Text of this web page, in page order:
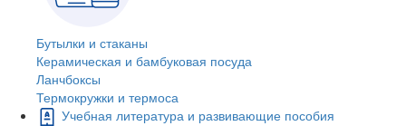
Бутылки и стаканы
Керамическая и бамбуковая посуда
Ланчбоксы
Термокружки и термоса
Учебная литература и развивающие пособия